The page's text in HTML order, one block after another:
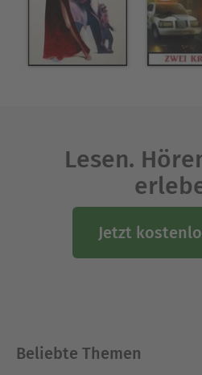
Lesen.
Jetzt
Beliebte Themen